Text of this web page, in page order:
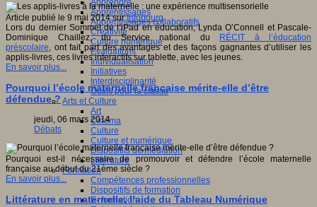
Apprendre
Apprentissages
Apprentissages collaboratifs
Créativité
Culture numérique
Evaluations
Individualisation
Initiatives
Interdisciplinarité
Outils pour la classe
Arts et Culture
Art
Cinéma
Culture
Culture et numérique
Dispositifs de médiation
Littérature
Formation
Compétences professionnelles
Dispositifs de formation
E- formation
Article publié le 9 mai 2014 surInfobourg
Lors du dernier Sommet de l’iPad en éducation, Lynda O’Connell et Pascale-
Dominique Chaillez, du Service national du
RÉCIT à l’éducation
préscolaire, ont fait part des avantages et des façons gagnantes d’utiliser les
applis-livres, ces livres interactifs sur tablette, avec les jeunes.
En savoir plus...
Pourquoi l’école maternelle française mérite-elle d’être
défendue ?
jeudi, 06 mars 2014
Débats
Pourquoi est-il nécessaire de promouvoir et défendre l’école maternelle
française au début du 21ème siècle ?
En savoir plus...
Littérature en maternelle, l’aide du Tableau Numérique